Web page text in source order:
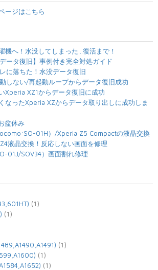
ージはこちら
機へ！水没してしまった…復活まで！
データ復旧】事例付き完全対処ガイド
に落ちた！水没データ復旧
しない/再起動ループからデータ復旧成功
Xperia XZ1からデータ復旧に成功
なったXperia XZからデータ取り出しに成功しま
盆休み
01H）/Xperia Z5 Compactの液晶交換
液晶交換！反応しない画面を修理
01J/SOV34）画面割れ修理
(1)
(1)
(1)
(1)
(1)